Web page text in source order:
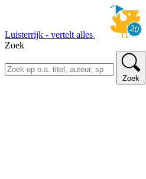
Luisterrijk - vertelt alles
Zoek
Zoek